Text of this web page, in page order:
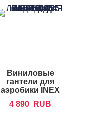
Виниловые
гантели для
аэробики INEX
4 890 RUB